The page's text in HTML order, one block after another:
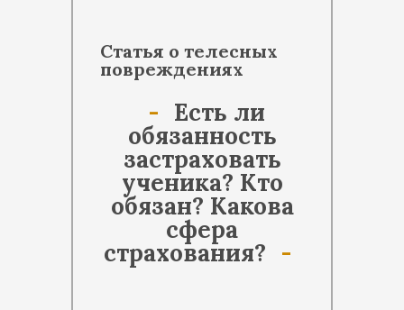
Статья о телесных
повреждениях
Есть ли
обязанность
застраховать
ученика? Кто
обязан? Какова
сфера
страхования?